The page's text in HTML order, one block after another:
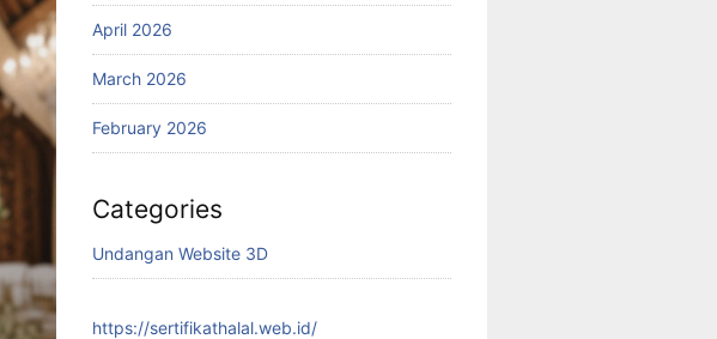
April 2026
March 2026
February 2026
Categories
Undangan Website 3D
https://sertifikathalal.web.id/